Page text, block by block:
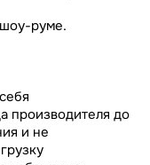
руме.
производителя до
и не